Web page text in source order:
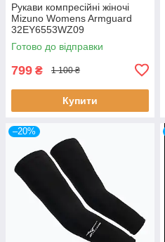
Рукави компресійні жіночі
Mizuno Womens Armguard
32EY6553WZ09
Готово до відправки
799 ₴ 1 100 ₴
Купити
–20%